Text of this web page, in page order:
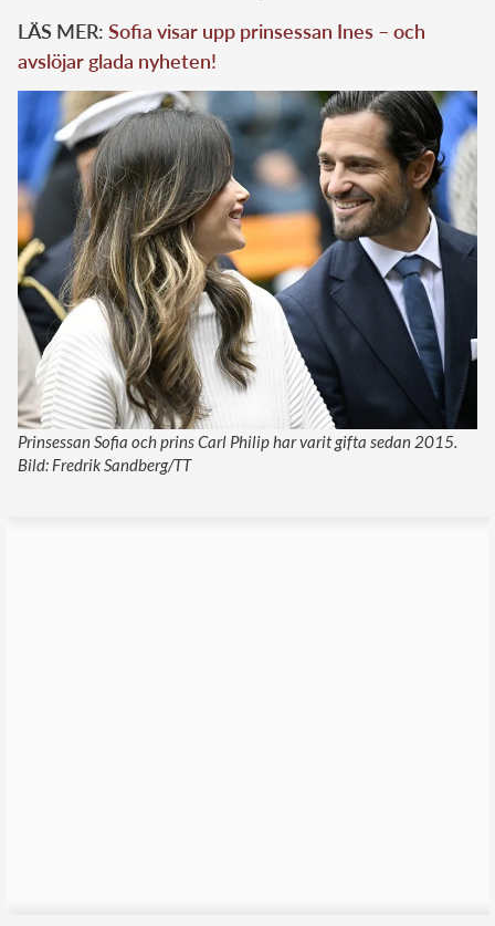
LÄS MER: Sofia visar upp prinsessan Ines – och
avslöjar glada nyheten!
Prinsessan Sofia och prins Carl Philip har varit gifta sedan 2015.
Bild: Fredrik Sandberg/TT